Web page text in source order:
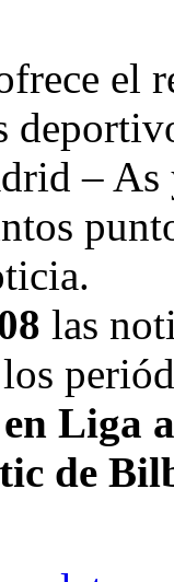
el
– As
las
Liga
de